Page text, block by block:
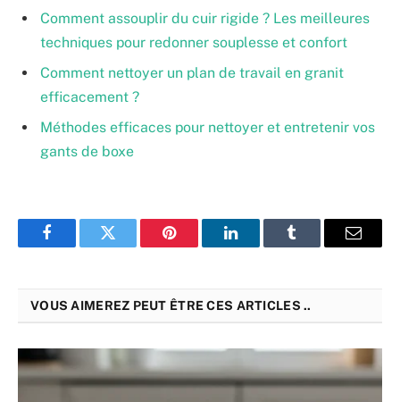
Comment assouplir du cuir rigide ? Les meilleures
techniques pour redonner souplesse et confort
Comment nettoyer un plan de travail en granit
efficacement ?
Méthodes efficaces pour nettoyer et entretenir vos
gants de boxe
FacebookTwitter Pinterest LinkedInTumblr Email
VOUS AIMEREZ PEUT ÊTRE CES ARTICLES ..